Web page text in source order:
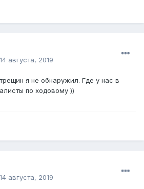
14 августа, 2019
я не обнаружил. Где у нас в
по ходовому ))
14 августа, 2019